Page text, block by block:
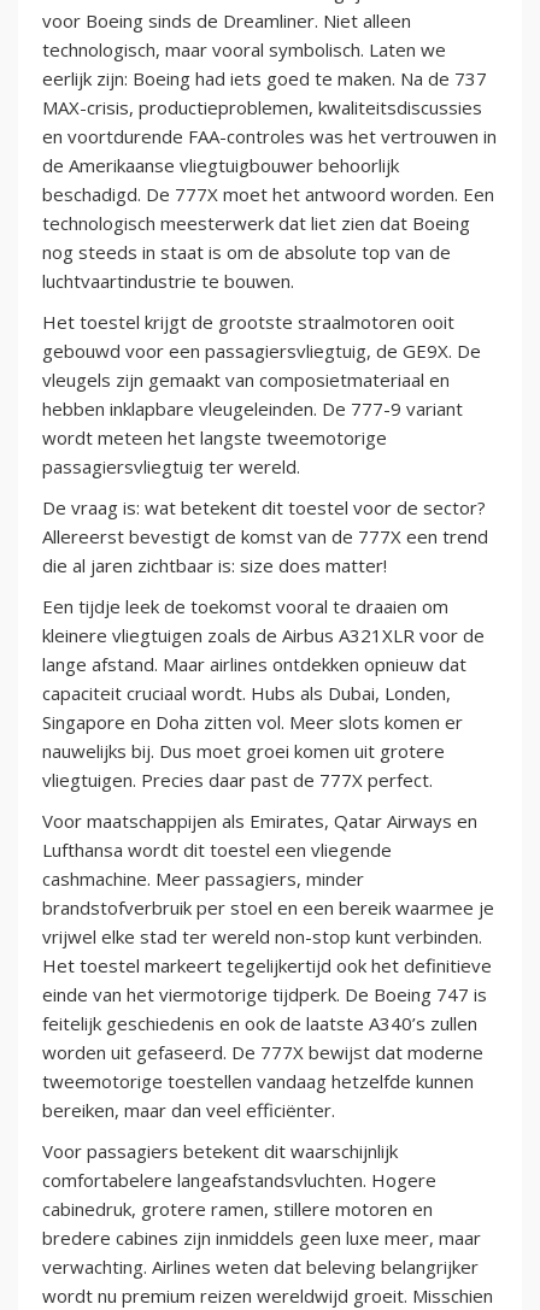
voor Boeing sinds de Dreamliner. Niet alleen
technologisch, maar vooral symbolisch. Laten we
eerlijk zijn: Boeing had iets goed te maken. Na de 737
MAX-crisis, productieproblemen, kwaliteitsdiscussies
en voortdurende FAA-controles was het vertrouwen in
de Amerikaanse vliegtuigbouwer behoorlijk
beschadigd. De 777X moet het antwoord worden. Een
technologisch meesterwerk dat liet zien dat Boeing
nog steeds in staat is om de absolute top van de
luchtvaartindustrie te bouwen.
Het toestel krijgt de grootste straalmotoren ooit
gebouwd voor een passagiersvliegtuig, de GE9X. De
vleugels zijn gemaakt van composietmateriaal en
hebben inklapbare vleugeleinden. De 777-9 variant
wordt meteen het langste tweemotorige
passagiersvliegtuig ter wereld.
De vraag is: wat betekent dit toestel voor de sector?
Allereerst bevestigt de komst van de 777X een trend
die al jaren zichtbaar is: size does matter!
Een tijdje leek de toekomst vooral te draaien om
kleinere vliegtuigen zoals de Airbus A321XLR voor de
lange afstand. Maar airlines ontdekken opnieuw dat
capaciteit cruciaal wordt. Hubs als Dubai, Londen,
Singapore en Doha zitten vol. Meer slots komen er
nauwelijks bij. Dus moet groei komen uit grotere
vliegtuigen. Precies daar past de 777X perfect.
Voor maatschappijen als Emirates, Qatar Airways en
Lufthansa wordt dit toestel een vliegende
cashmachine. Meer passagiers, minder
brandstofverbruik per stoel en een bereik waarmee je
vrijwel elke stad ter wereld non-stop kunt verbinden.
Het toestel markeert tegelijkertijd ook het definitieve
einde van het viermotorige tijdperk. De Boeing 747 is
feitelijk geschiedenis en ook de laatste A340’s zullen
worden uit gefaseerd. De 777X bewijst dat moderne
tweemotorige toestellen vandaag hetzelfde kunnen
bereiken, maar dan veel efficiënter.
Voor passagiers betekent dit waarschijnlijk
comfortabelere langeafstandsvluchten. Hogere
cabinedruk, grotere ramen, stillere motoren en
bredere cabines zijn inmiddels geen luxe meer, maar
verwachting. Airlines weten dat beleving belangrijker
wordt nu premium reizen wereldwijd groeit. Misschien